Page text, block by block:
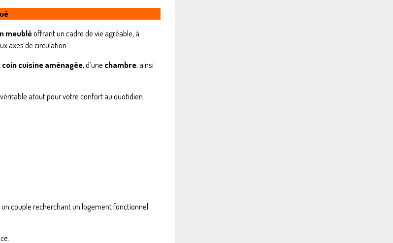
meubléoffrant un cadre de vie agréable, à
axes de circulation.
cuisine aménagée, d’une chambre, ainsi
atout pour votre confort au quotidien.
couple recherchant un logement fonctionnel